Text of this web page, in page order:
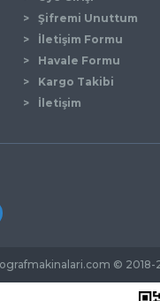
Gönder
Şifremi Unuttum
İletişim Formu
Havale Formu
Kargo Takibi
İletişim
© 2018-